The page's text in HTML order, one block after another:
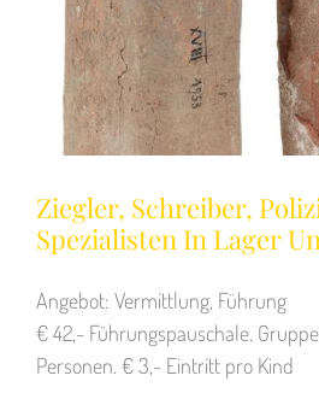
Ziegler, Schreiber,
Spezialisten In Lager
Angebot: Vermittlung, Führung
€ 42,- Führungspauschale.
Personen. € 3,- Eintritt pro Kind